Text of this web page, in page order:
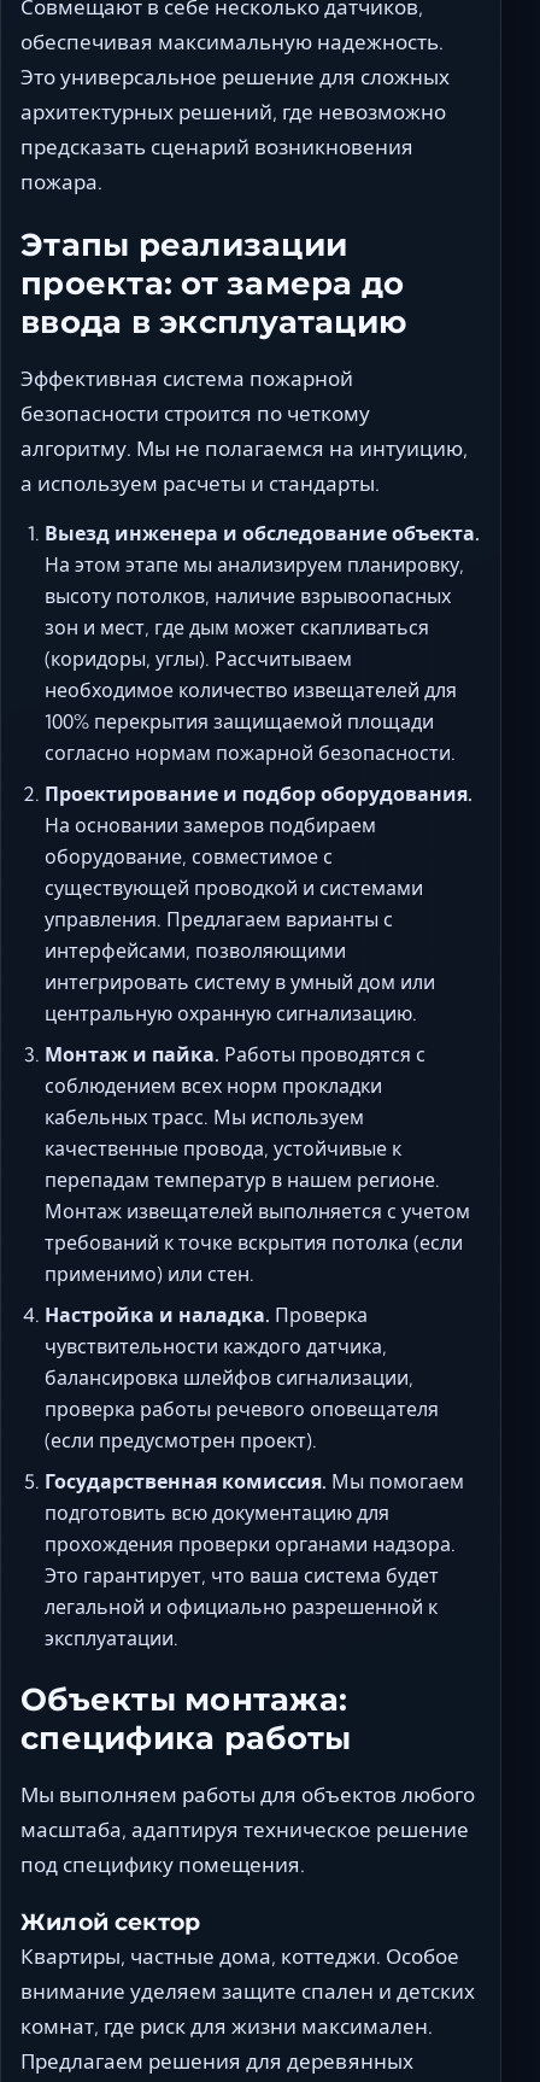
Совмещают в себе несколько датчиков,
обеспечивая максимальную надежность.
Это универсальное решение для сложных
архитектурных решений, где невозможно
предсказать сценарий возникновения
пожара.
Этапы реализации
проекта: от замера до
ввода в эксплуатацию
Эффективная система пожарной
безопасности строится по четкому
алгоритму. Мы не полагаемся на интуицию,
а используем расчеты и стандарты.
Выезд инженера и обследование объекта.
На этом этапе мы анализируем планировку,
высоту потолков, наличие взрывоопасных
зон и мест, где дым может скапливаться
(коридоры, углы). Рассчитываем
необходимое количество извещателей для
100% перекрытия защищаемой площади
согласно нормам пожарной безопасности.
Проектирование и подбор оборудования.
На основании замеров подбираем
оборудование, совместимое с
существующей проводкой и системами
управления. Предлагаем варианты с
интерфейсами, позволяющими
интегрировать систему в умный дом или
центральную охранную сигнализацию.
Монтаж и пайка. Работы проводятся с
соблюдением всех норм прокладки
кабельных трасс. Мы используем
качественные провода, устойчивые к
перепадам температур в нашем регионе.
Монтаж извещателей выполняется с учетом
требований к точке вскрытия потолка (если
применимо) или стен.
Настройка и наладка. Проверка
чувствительности каждого датчика,
балансировка шлейфов сигнализации,
проверка работы речевого оповещателя
(если предусмотрен проект).
Государственная комиссия. Мы помогаем
подготовить всю документацию для
прохождения проверки органами надзора.
Это гарантирует, что ваша система будет
легальной и официально разрешенной к
эксплуатации.
Объекты монтажа:
специфика работы
Мы выполняем работы для объектов любого
масштаба, адаптируя техническое решение
под специфику помещения.
Жилой сектор
Квартиры, частные дома, коттеджи. Особое
внимание уделяем защите спален и детских
комнат, где риск для жизни максимален.
Предлагаем решения для деревянных